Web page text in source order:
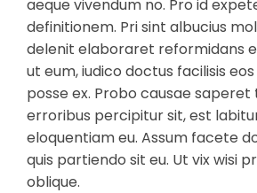
aeque vivendum no. Pro id
definitionem. Pri sint albucius
delenit elaboraret reformidans
ut eum, iudico doctus facilisis eos
posse ex. Probo causae saperet
erroribus percipitur sit, est
eloquentiam eu. Assum facete
quis partiendo sit eu. Ut vix wisi
oblique.